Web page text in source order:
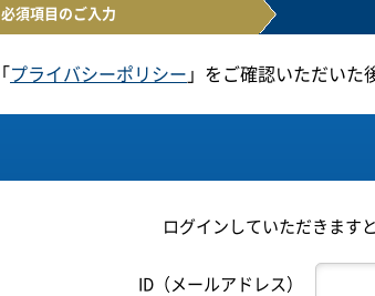
必須項目のご入力
「 プライバシーポリシー 」をご確認いただいた
ログインしていただきます
ID（メールアドレス）